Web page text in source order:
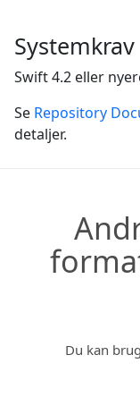
Systemkrav
Swift 4.2 eller
Se Repository
detaljer.
Du kan